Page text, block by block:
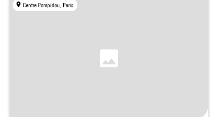
Centre Pompidou, Paris